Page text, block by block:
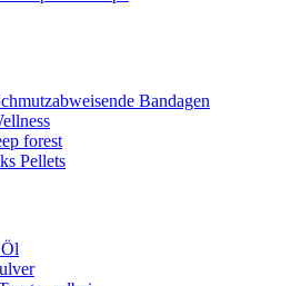
Bandagen
forest
Pellets